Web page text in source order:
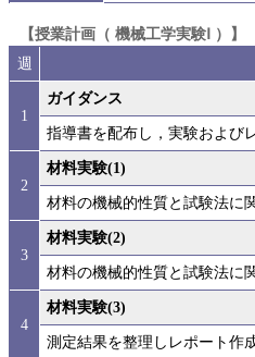
【授業計画（ 機械工学実験Ⅰ ）】
週
1
ガイダンス
指導書を配布し，実験および
2
材料実験(1)
材料の機械的性質と試験法に
3
材料実験(2)
材料の機械的性質と試験法に
4
材料実験(3)
測定結果を整理しレポート作